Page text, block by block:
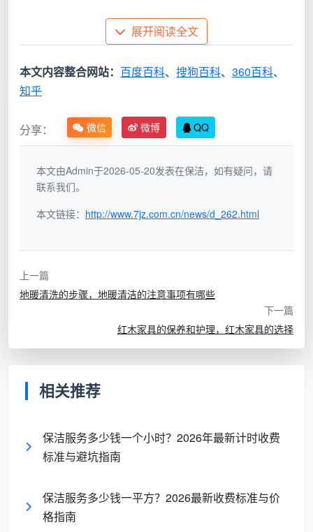
醛，还应该多种方法同时试用。除了使用专业的光触媒
等来吸附室内的甲醛，同时尽量开窗通风让空气流动降
低室内甲醛等。
在选择除甲醛产品时必须要根据自身家庭情况来选
择，同时注重多种方式同时使用，这样才能保障除甲醛
展开阅读全文
本文内容整合网站： 百度百科、 搜狗百科、 360百科、
知乎
分享： 微信 微博 QQ
本文由Admin于2026-05-20发表在保洁，如有疑问，请
联系我们。
本文链接： http://www.7jz.com.cn/news/d_262.html
上一篇
地暖清洗的步骤，地暖清洁的注意事项有哪些
下一篇
红木家具的保养和护理，红木家具的选择
相关推荐
保洁服务多少钱一个小时？2026年最新计时收费
标准与避坑指南
保洁服务多少钱一平方？2026最新收费标准与价
格指南